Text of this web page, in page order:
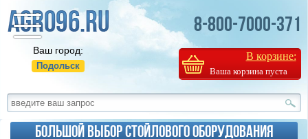
Ваш город:
Подольск
8-800-7000-371
В корзине:
Ваша корзина пуста
Большой выбор стойлового оборудования